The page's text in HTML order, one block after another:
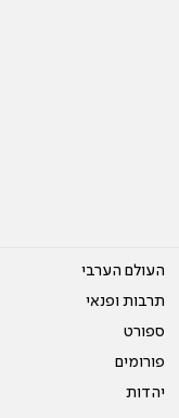
העולם הערבי
תרבות ופנאי
ספורט
פורומים
יהדות